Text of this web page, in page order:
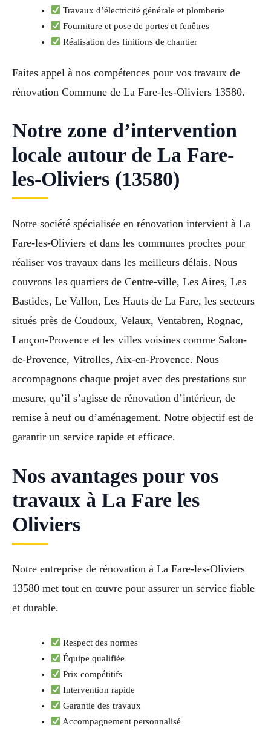
Travaux d’électricité générale et plomberie
Fourniture et pose de portes et fenêtres
Réalisation des finitions de chantier
Faites appel à nos compétences pour vos travaux de
rénovation Commune de La Fare-les-Oliviers 13580.
Notre zone d’intervention
locale autour de La Fare-
les-Oliviers (13580)
Notre société spécialisée en rénovation intervient à La
Fare-les-Oliviers et dans les communes proches pour
réaliser vos travaux dans les meilleurs délais. Nous
couvrons les quartiers de Centre-ville, Les Aires, Les
Bastides, Le Vallon, Les Hauts de La Fare, les secteurs
situés près de Coudoux, Velaux, Ventabren, Rognac,
Lançon-Provence et les villes voisines comme Salon-
de-Provence, Vitrolles, Aix-en-Provence. Nous
accompagnons chaque projet avec des prestations sur
mesure, qu’il s’agisse de rénovation d’intérieur, de
remise à neuf ou d’aménagement. Notre objectif est de
garantir un service rapide et efficace.
Nos avantages pour vos
travaux à La Fare les
Oliviers
Notre entreprise de rénovation à La Fare-les-Oliviers
13580 met tout en œuvre pour assurer un service fiable
et durable.
Respect des normes
Équipe qualifiée
Prix compétitifs
Intervention rapide
Garantie des travaux
Accompagnement personnalisé